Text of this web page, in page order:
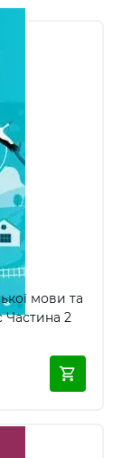
мови та
Частина 2